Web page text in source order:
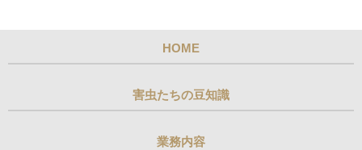
HOME
害虫たちの豆知識
業務内容